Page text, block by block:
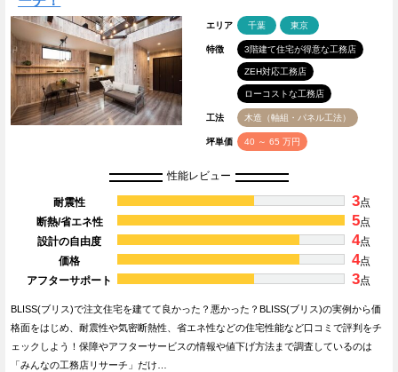
エリア 千葉 東京
特徴 3階建て住宅が得意な工務店
ZEH対応工務店
ローコストな工務店
工法 木造（軸組・パネル工法）
坪単価 40 ～ 65 万円
性能レビュー
耐震性 3点
断熱/省エネ性
5点
設計の自由度
4点
価格
4点
アフターサポート
3点
BLISS(ブリス)で注文住宅を建てて良かった？悪かった？BLISS(ブリス)の実例から価
格面をはじめ、耐震性や気密断熱性、省エネ性などの住宅性能など口コミで評判をチ
ェックしよう！保障やアフターサービスの情報や値下げ方法まで調査しているのは
「みんなの工務店リサーチ」だけ…